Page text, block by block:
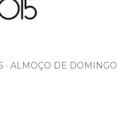
ALMOÇO DE DOMINGO